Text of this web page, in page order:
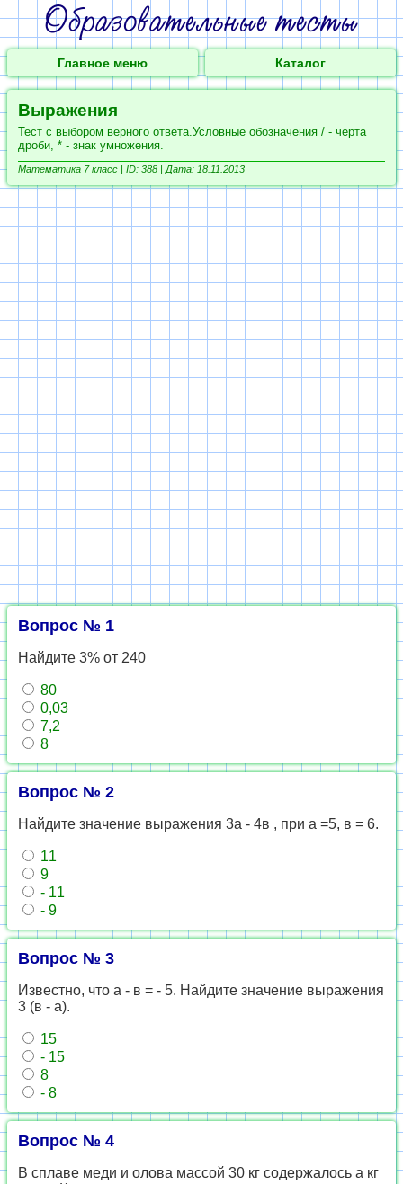
Главное меню Каталог
Выражения
Тест с выбором верного ответа.Условные обозначения / - черта
дроби, * - знак умножения.
Математика 7 класс | ID: 388 | Дата: 18.11.2013
Вопрос № 1
Найдите 3% от 240
80
0,03
7,2
8
Вопрос № 2
Найдите значение выражения 3а - 4в , при а =5, в = 6.
11
9
- 11
- 9
Вопрос № 3
Известно, что а - в = - 5. Найдите значение выражения
3 (в - а).
15
- 15
8
- 8
Вопрос № 4
В сплаве меди и олова массой 30 кг содержалось а кг